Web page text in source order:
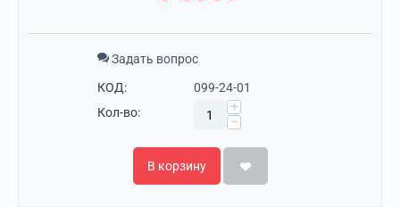
Задать вопрос
КОД:
099-24-01
Кол-во:
+
−
В корзину